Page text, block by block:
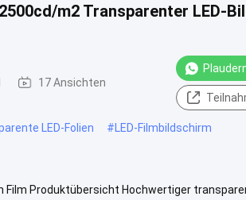
m2 Transparenter LED-
17 Ansichten
LED-Folien #LED-Filmbildschirm
Film Produktübersicht Hochwertiger